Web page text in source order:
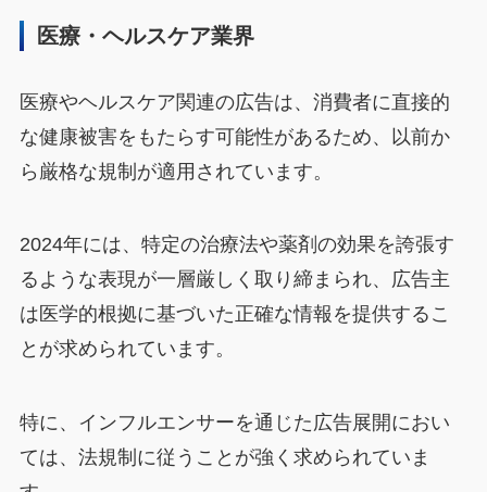
医療・ヘルスケア業界
医療やヘルスケア関連の広告は、消費者に直接的
な健康被害をもたらす可能性があるため、以前か
ら厳格な規制が適用されています。
2024年には、特定の治療法や薬剤の効果を誇張す
るような表現が一層厳しく取り締まられ、広告主
は医学的根拠に基づいた正確な情報を提供するこ
とが求められています。
特に、インフルエンサーを通じた広告展開におい
ては、法規制に従うことが強く求められていま